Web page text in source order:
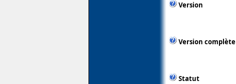
Version
Version complète
Statut